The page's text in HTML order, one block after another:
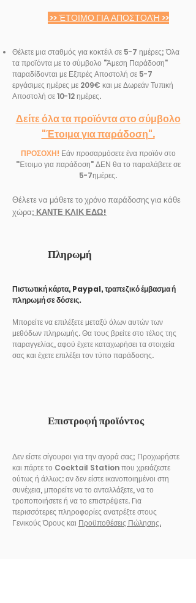
>> ΈΤΟΙΜΟ ΓΙΑ ΑΠΟΣΤΟΛΉ >>
Θέλετε μια σταθμός για κοκτέιλ σε 5-7 ημέρες; Όλα
τα προϊόντα με το σύμβολο "Άμεση Παράδοση"
παραδίδονται με Εξπρές Αποστολή σε 5-7
εργάσιμες ημέρες με 209€ και με Δωρεάν Τυπική
Αποστολή σε 10-12 ημέρες.
Δείτε όλα τα προϊόντα στο σύμβολο
"Έτοιμα για παράδοση".
ΠΡΟΣΟΧΗ! Εάν προσαρμόσετε ένα προϊόν στο
"Έτοιμο για παράδοση" ΔΕΝ θα το παραλάβετε σε
5-7ημέρες.
Θέλετε να μάθετε το χρόνο παράδοσης για κάθε
χώρα; ΚΑΝΤΕ ΚΛΙΚ ΕΔΩ!
Πληρωμή
Πιστωτική κάρτα, Paypal, τραπεζικό έμβασμα ή
πληρωμή σε δόσεις.
Μπορείτε να επιλέξετε μεταξύ όλων αυτών των
μεθόδων πληρωμής. Θα τους βρείτε στο τέλος της
παραγγελίας, αφού έχετε καταχωρήσει τα στοιχεία
σας και έχετε επιλέξει τον τύπο παράδοσης.
Επιστροφή προϊόντος
Δεν είστε σίγουροι για την αγορά σας; Προχωρήστε
και πάρτε το Cocktail Station που χρειάζεστε
ούτως ή άλλως: αν δεν είστε ικανοποιημένοι στη
συνέχεια, μπορείτε να το ανταλλάξετε, να το
τροποποιήσετε ή να το επιστρέψετε. Για
περισσότερες πληροφορίες ανατρέξτε στους
Γενικούς Όρους και Προϋποθέσεις Πώλησης.